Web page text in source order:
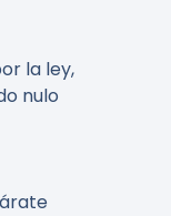
la ley,
nulo